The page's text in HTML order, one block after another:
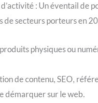
: Un éventail de
de secteurs porteurs en
physiques ou
de contenu, SEO,
démarquer sur le web.